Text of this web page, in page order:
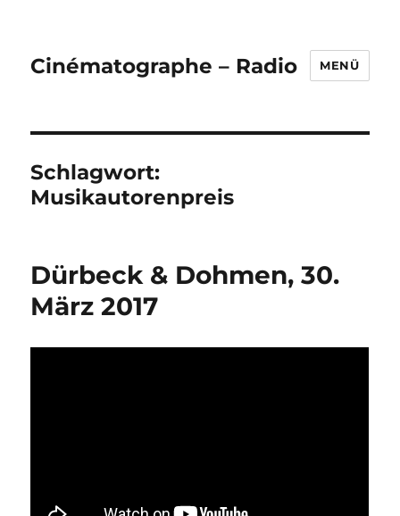
Cinématographe – Radio MENÜ
Schlagwort:
Musikautorenpreis
Dürbeck & Dohmen, 30.
März 2017